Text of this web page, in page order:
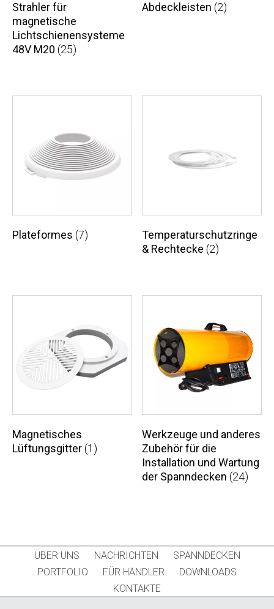
Strahler für
magnetische
Lichtschienensysteme
48V M20 (25)
Abdeckleisten(2)
Plateformes (7)
Temperaturschutzringe
& Rechtecke(2)
Magnetisches
Lüftungsgitter(1)
Werkzeuge und anderes
Zubehör für die
Installation und Wartung
der Spanndecken(24)
ÜBER UNS NACHRICHTEN
SPANNDECKEN
PORTFOLIO
FÜR HÄNDLER
DOWNLOADS
KONTAKTE